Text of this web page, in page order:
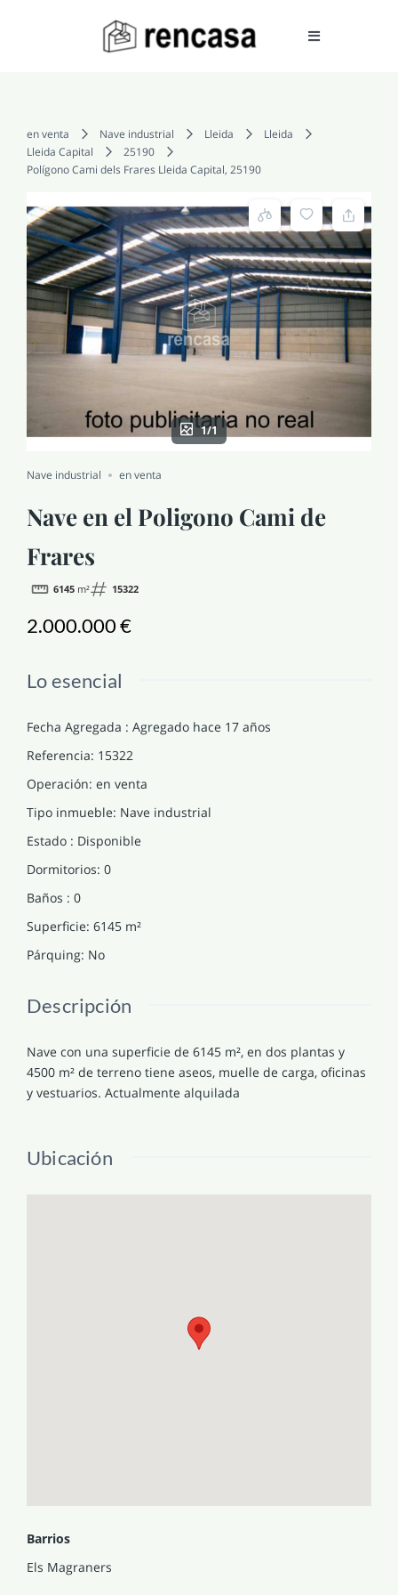
Toggle
COMPRAR
VENDER
SERVICIOS
CONOCENOS
NOTICIAS Y BLOG
CONTACTO
en venta Nave industrial Lleida
Lleida
Lleida Capital
25190
Polígono Cami dels Frares Lleida Capital, 25190
1/1
Nave industrial en venta
Nave en el Poligono Cami de
Frares
6145 m² 15322
2.000.000 €
Lo esencial
Fecha Agregada : Agregado hace 17 años
Referencia: 15322
Operación: en venta
Tipo inmueble: Nave industrial
Estado : Disponible
Dormitorios: 0
Baños : 0
Superficie: 6145 m²
Párquing: No
Descripción
Nave con una superficie de 6145 m², en dos plantas y
4500 m² de terreno tiene aseos, muelle de carga, oficinas
y vestuarios. Actualmente alquilada
Ubicación
Barrios
Els Magraners